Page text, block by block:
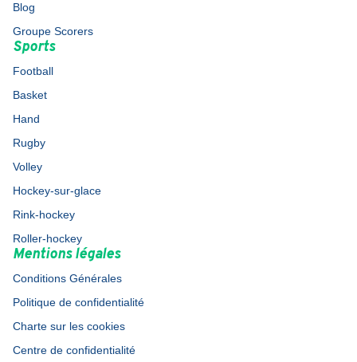
Blog
Groupe Scorers
Sports
Football
Basket
Hand
Rugby
Volley
Hockey-sur-glace
Rink-hockey
Roller-hockey
Mentions légales
Conditions Générales
Politique de confidentialité
Charte sur les cookies
Centre de confidentialité